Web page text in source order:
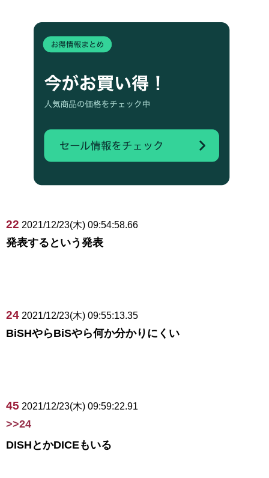
22 2021/12/23(木) 09:54:58.66
発表するという発表
24 2021/12/23(木) 09:55:13.35
BiSHやらBiSやら何か分かりにくい
45 2021/12/23(木) 09:59:22.91
>>24
DISHとかDICEもいる